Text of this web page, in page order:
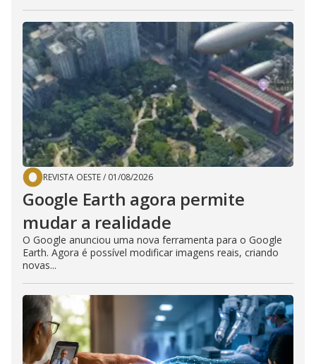
REVISTA OESTE/ 01/08/2026
Google Earth agora permite
mudar a realidade
O Google anunciou uma nova ferramenta para o Google
Earth. Agora é possível modificar imagens reais, criando
novas...